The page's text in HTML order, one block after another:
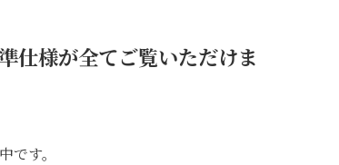
仕様が全てご覧いただけま
です。